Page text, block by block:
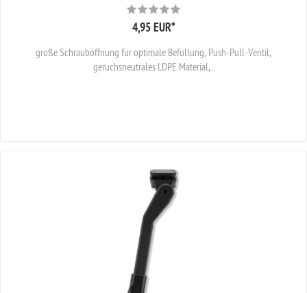
4,95 EUR*
große Schrauböffnung für optimale Befüllung, Push-Pull-Ventil,
geruchsneutrales LDPE Material,...